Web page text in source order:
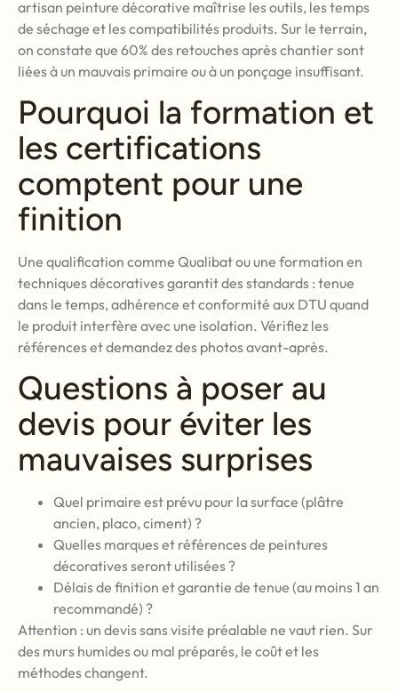
artisan peinture décorative maîtrise les outils, les temps
de séchage et les compatibilités produits. Sur le terrain,
on constate que 60% des retouches après chantier sont
liées à un mauvais primaire ou à un ponçage insuffisant.
Pourquoi la formation et
les certifications
comptent pour une
finition
Une qualification comme Qualibat ou une formation en
techniques décoratives garantit des standards : tenue
dans le temps, adhérence et conformité aux DTU quand
le produit interfère avec une isolation. Vérifiez les
références et demandez des photos avant-après.
Questions à poser au
devis pour éviter les
mauvaises surprises
Quel primaire est prévu pour la surface (plâtre
ancien, placo, ciment) ?
Quelles marques et références de peintures
décoratives seront utilisées ?
Délais de finition et garantie de tenue (au moins 1 an
recommandé) ?
Attention : un devis sans visite préalable ne vaut rien. Sur
des murs humides ou mal préparés, le coût et les
méthodes changent.